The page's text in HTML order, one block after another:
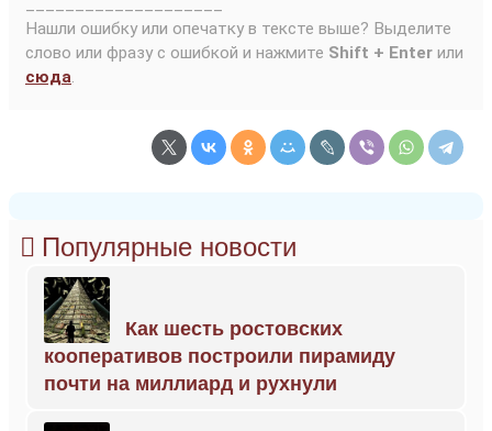
Нашли ошибку или опечатку в тексте выше? Выделите
слово или фразу с ошибкой и нажмите Shift + Enter или
сюда.
Популярные новости
Как шесть ростовских
кооперативов построили пирамиду
почти на миллиард и рухнули